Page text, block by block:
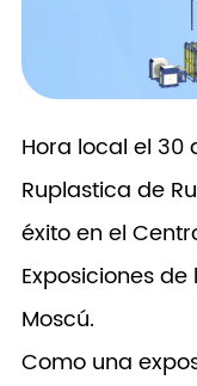
Hora local el 30
Ruplastica de
éxito en el
Exposiciones
Moscú.
Como una